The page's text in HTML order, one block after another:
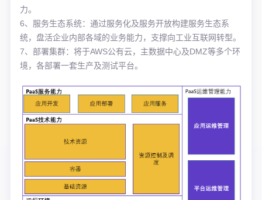
力。
6、服务生态系统：通过服务化及服务开放构建服务生态系
统，盘活企业内部各域的业务能力，支撑向工业互联网转型。
7、部署集群：将于AWS公有云，主数据中心及DMZ等多个环
境，各部署一套生产及测试平台。